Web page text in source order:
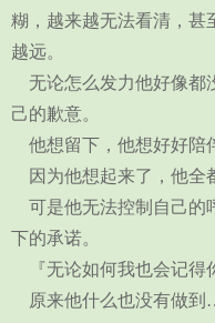
糊，越来越无法看清，甚
越远。
无论怎么发力他好像都
己的歉意。
他想留下，他想好好陪
因为他想起来了，他全
可是他无法控制自己的
下的承诺。
『无论如何我也会记得
原来他什么也没有做到